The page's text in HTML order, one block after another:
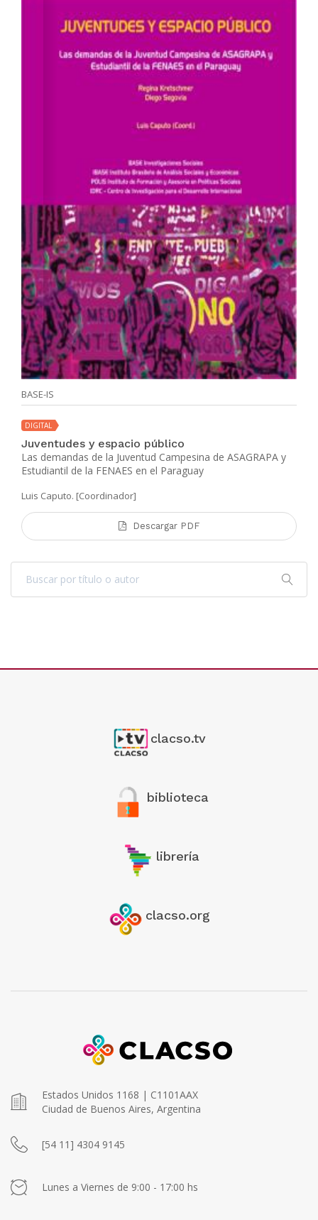
BASE-IS
DIGITAL
Juventudes y espacio público
Las demandas de la Juventud Campesina de ASAGRAPA y
Estudiantil de la FENAES en el Paraguay
Luis Caputo. [Coordinador]
Descargar PDF
clacso.tv
biblioteca
librería
clacso.org
Estados Unidos 1168 | C1101AAX
Ciudad de Buenos Aires, Argentina
[54 11] 4304 9145
Lunes a Viernes de 9:00 - 17:00 hs